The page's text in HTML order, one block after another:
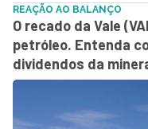
REAÇÃO AO BALANÇO
O recado da Vale
petróleo. Entenda
dividendos da